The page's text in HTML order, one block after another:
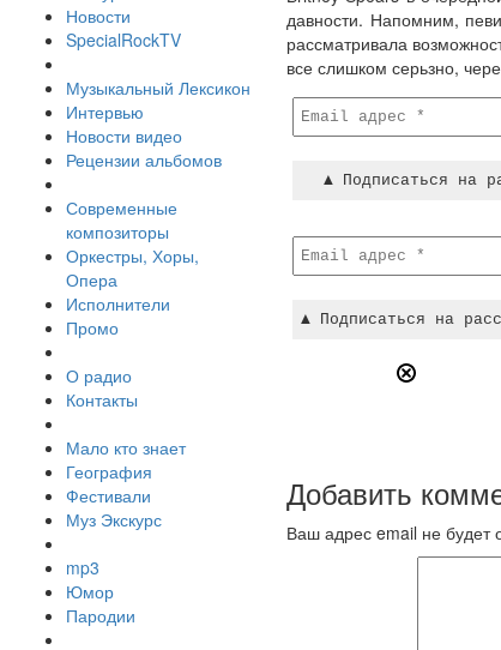
Новости
SpecialRockTV
Музыкальный Лексикон
Интервью
Новости видео
Рецензии альбомов
Современные
композиторы
Оркестры, Хоры,
Опера
Исполнители
Промо
О радио
Контакты
Мало кто знает
География
Фестивали
Муз Экскурс
mp3
Юмор
Пародии
давности. Напомним,
рассматривала
все слишком серьзно,
Добавить
Ваш адрес email не будет